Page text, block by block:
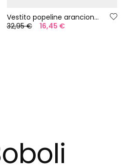
Vestito popeline arancione palme
32,95 €
16,45 €